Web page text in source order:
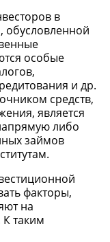
в
обусловленной
особые
и др.
средств,
является
либо
займов
факторы,
на
таким